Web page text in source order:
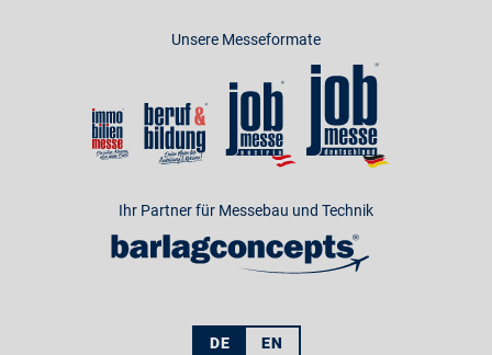
Unsere Messeformate
Ihr Partner für Messebau und Technik
DE EN